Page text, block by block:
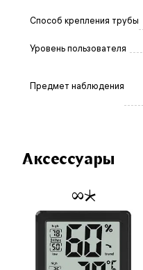
Способ крепления трубы
Уровень пользователя
Предмет наблюдения
Аксессуары